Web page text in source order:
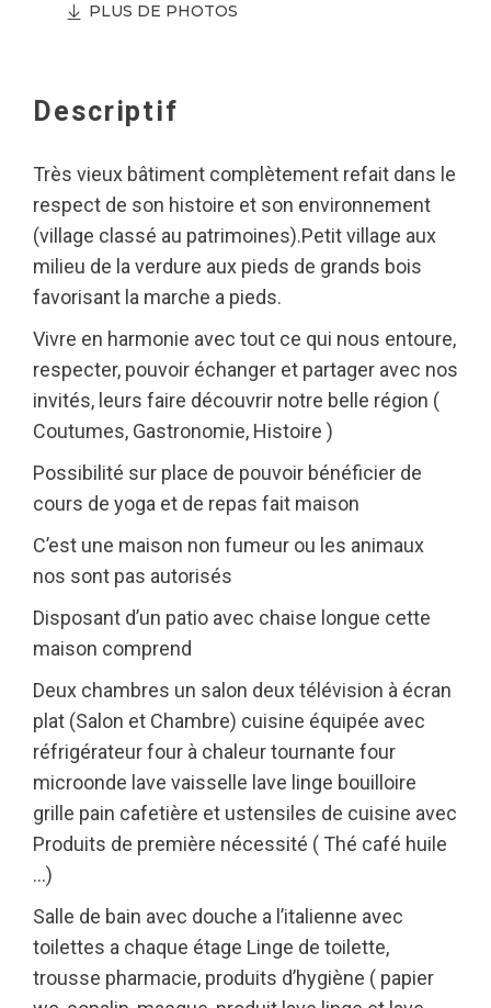
PLUS DE PHOTOS
Descriptif
Très vieux bâtiment complètement refait dans le
respect de son histoire et son environnement
(village classé au patrimoines).Petit village aux
milieu de la verdure aux pieds de grands bois
favorisant la marche a pieds.
Vivre en harmonie avec tout ce qui nous entoure,
respecter, pouvoir échanger et partager avec nos
invités, leurs faire découvrir notre belle région (
Coutumes, Gastronomie, Histoire )
Possibilité sur place de pouvoir bénéficier de
cours de yoga et de repas fait maison
C’est une maison non fumeur ou les animaux
nos sont pas autorisés
Disposant d’un patio avec chaise longue cette
maison comprend
Deux chambres un salon deux télévision à écran
plat (Salon et Chambre) cuisine équipée avec
réfrigérateur four à chaleur tournante four
microonde lave vaisselle lave linge bouilloire
grille pain cafetière et ustensiles de cuisine avec
Produits de première nécessité ( Thé café huile
…)
Salle de bain avec douche a l’italienne avec
toilettes a chaque étage Linge de toilette,
trousse pharmacie, produits d’hygiène ( papier